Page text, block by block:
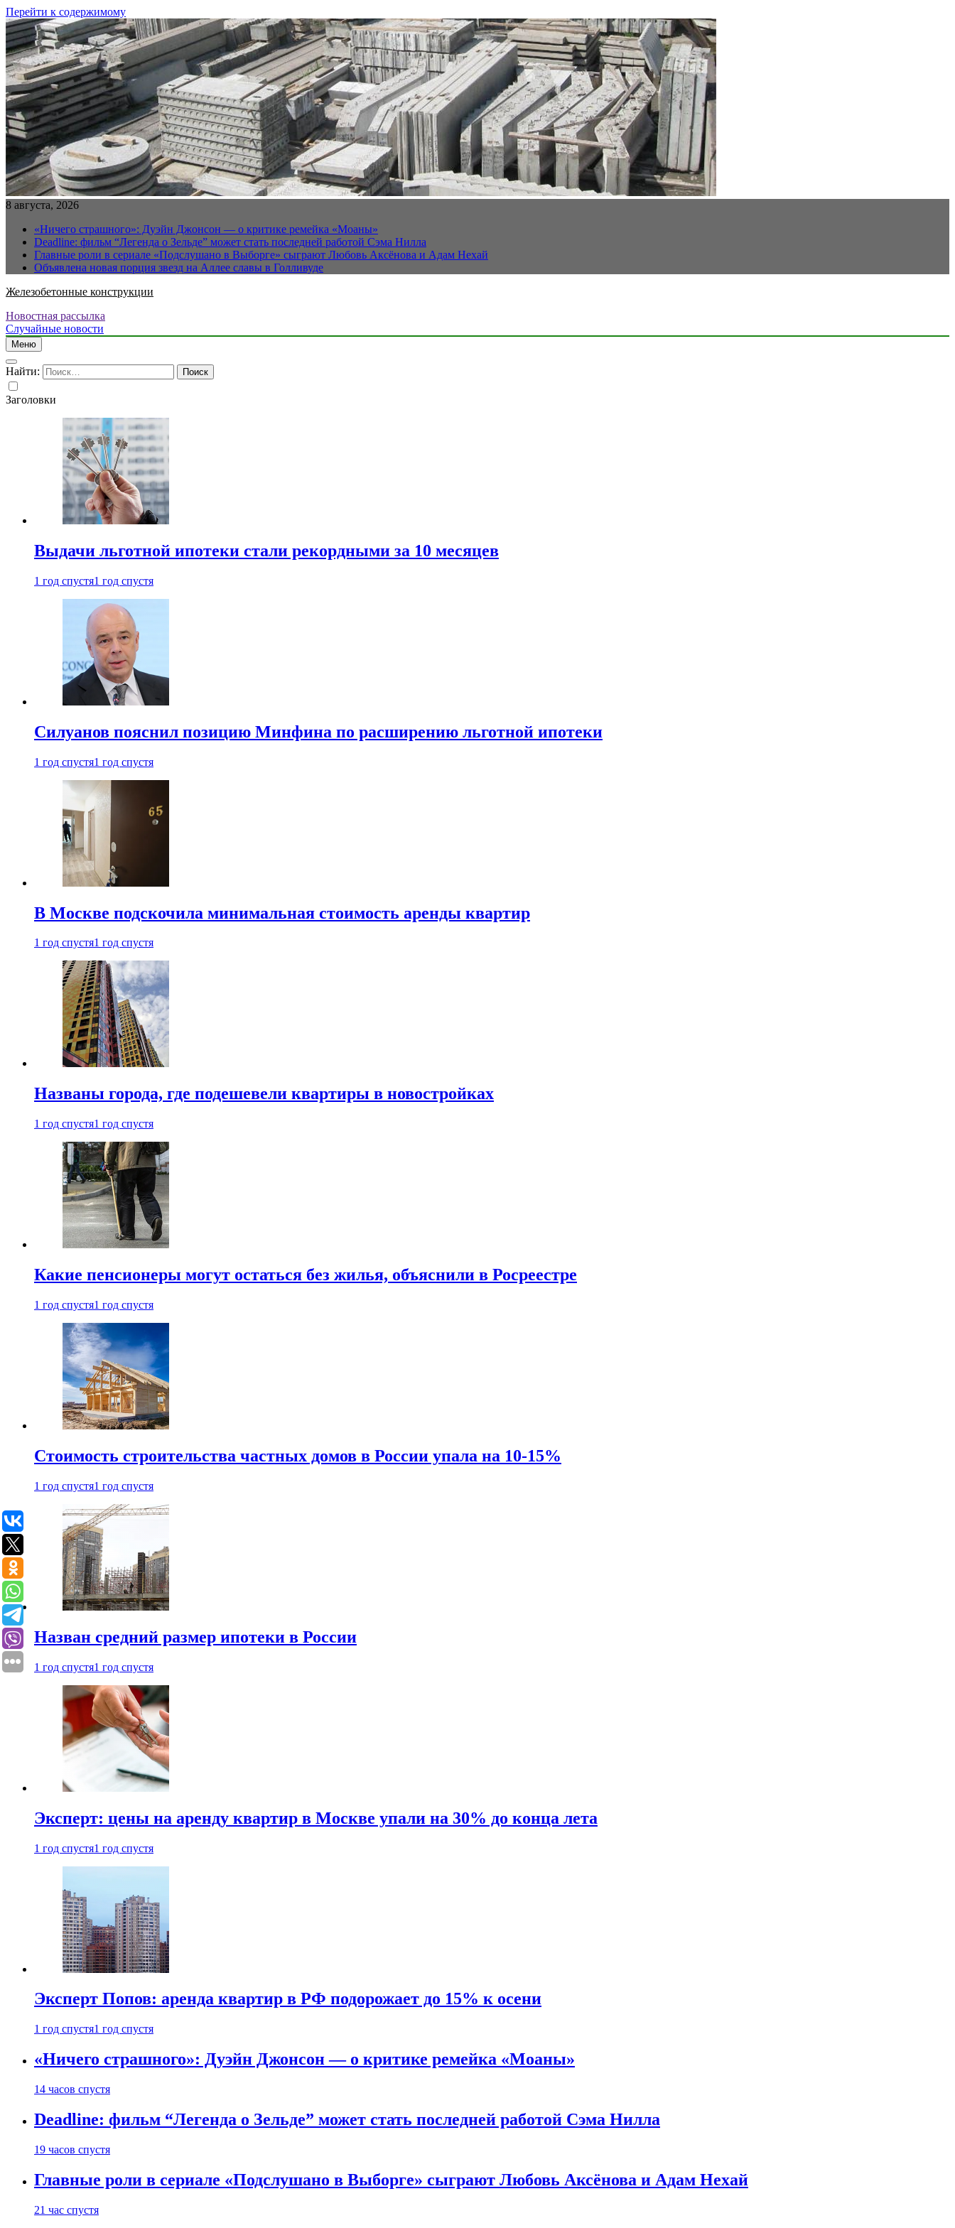
Перейти к содержимому
8 августа, 2026
«Ничего страшного»: Дуэйн Джонсон — о критике ремейка «Моаны»
Deadline: фильм “Легенда о Зельде” может стать последней работой Сэма Нилла
Главные роли в сериале «Подслушано в Выборге» сыграют Любовь Аксёнова и Адам Нехай
Объявлена новая порция звезд на Аллее славы в Голливуде
Железобетонные конструкции
Новостная рассылка
Случайные новости
Меню
Найти:
Заголовки
Выдачи льготной ипотеки стали рекордными за 10 месяцев
1 год спустя1 год спустя
Силуанов пояснил позицию Минфина по расширению льготной ипотеки
1 год спустя1 год спустя
В Москве подскочила минимальная стоимость аренды квартир
1 год спустя1 год спустя
Названы города, где подешевели квартиры в новостройках
1 год спустя1 год спустя
Какие пенсионеры могут остаться без жилья, объяснили в Росреестре
1 год спустя1 год спустя
Стоимость строительства частных домов в России упала на 10-15%
1 год спустя1 год спустя
Назван средний размер ипотеки в России
1 год спустя1 год спустя
Эксперт: цены на аренду квартир в Москве упали на 30% до конца лета
1 год спустя1 год спустя
Эксперт Попов: аренда квартир в РФ подорожает до 15% к осени
1 год спустя1 год спустя
«Ничего страшного»: Дуэйн Джонсон — о критике ремейка «Моаны»
14 часов спустя
Deadline: фильм “Легенда о Зельде” может стать последней работой Сэма Нилла
19 часов спустя
Главные роли в сериале «Подслушано в Выборге» сыграют Любовь Аксёнова и Адам Нехай
21 час спустя